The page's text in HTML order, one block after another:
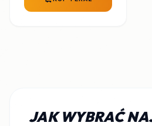
JAK WYBRAĆ